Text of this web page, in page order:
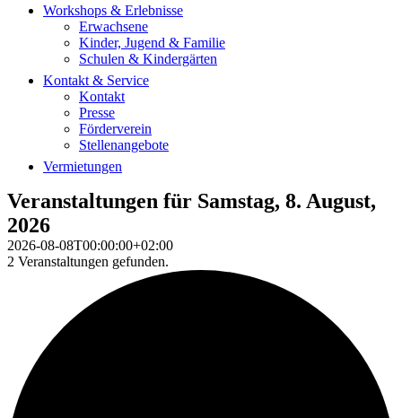
Workshops & Erlebnisse
Erwachsene
Kinder, Jugend & Familie
Schulen & Kindergärten
Kontakt & Service
Kontakt
Presse
Förderverein
Stellenangebote
Vermietungen
Veranstaltungen für Samstag, 8. August,
2026
2026-08-08T00:00:00+02:00
2 Veranstaltungen gefunden.